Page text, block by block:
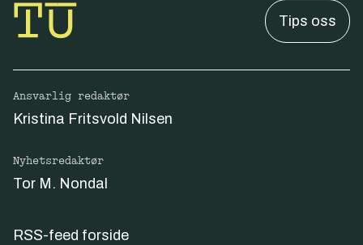
Tips oss
Ansvarlig redaktør
Kristina Fritsvold Nilsen
Nyhetsredaktør
Tor M. Nondal
RSS-feed forside